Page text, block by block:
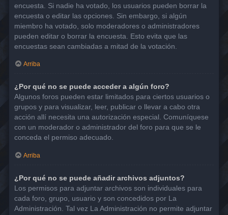
encuesta. Si nadie ha votado, los usuarios pueden borrar la
encuesta o editar las opciones. Sin embargo, si algún
miembro ha votado, solo moderadores o administradores
pueden editar o borrar la encuesta. Esto evita que las
encuestas sean cambiadas a mitad de la votación.
Arriba
¿Por qué no se puede acceder a algún foro?
Algunos foros pueden estar limitados para ciertos usuarios o
grupos y para visualizar, leer, publicar o llevar a cabo otra
acción allí necesita una autorización especial. Comuníquese
con un moderador o administrador del foro para que se le
conceda el permiso adecuado.
Arriba
¿Por qué no se puede añadir archivos adjuntos?
Los permisos para adjuntar archivos son individuales para
cada foro, grupo, usuario y son concedidos por La
Administración. Tal vez La Administración no permite adjuntar